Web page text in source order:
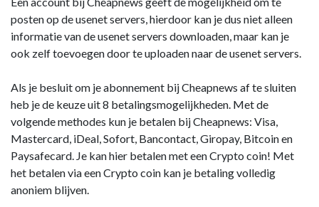
posten op de usenet servers, hierdoor kan je dus niet alleen
informatie van de usenet servers downloaden, maar kan je
ook zelf toevoegen door te uploaden naar de usenet servers.
Als je besluit om je abonnement bij Cheapnews af te sluiten
heb je de keuze uit 8 betalingsmogelijkheden. Met de
volgende methodes kun je betalen bij Cheapnews: Visa,
Mastercard, iDeal, Sofort, Bancontact, Giropay, Bitcoin en
Paysafecard. Je kan hier betalen met een Crypto coin! Met
het betalen via een Crypto coin kan je betaling volledig
anoniem blijven.